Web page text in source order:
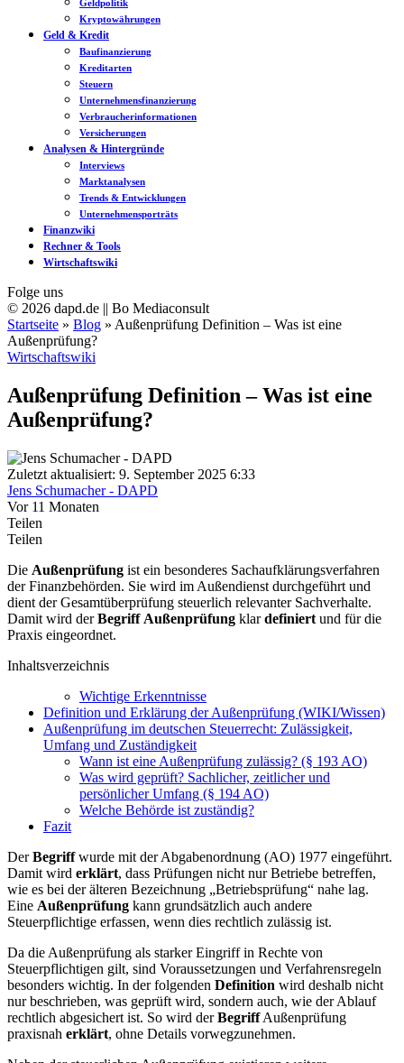
Geldpolitik
Kryptowährungen
Geld & Kredit
Baufinanzierung
Kreditarten
Steuern
Unternehmensfinanzierung
Verbraucherinformationen
Versicherungen
Analysen & Hintergründe
Interviews
Marktanalysen
Trends & Entwicklungen
Unternehmensporträts
Finanzwiki
Rechner & Tools
Wirtschaftswiki
Folge uns
© 2026 dapd.de || Bo Mediaconsult
Startseite » Blog » Außenprüfung Definition – Was ist eine
Außenprüfung?
Wirtschaftswiki
Außenprüfung Definition – Was ist eine
Außenprüfung?
Zuletzt aktualisiert: 9. September 2025 6:33
Jens Schumacher - DAPD
Vor 11 Monaten
Teilen
Teilen
Die Außenprüfung ist ein besonderes Sachaufklärungsverfahren
der Finanzbehörden. Sie wird im Außendienst durchgeführt und
dient der Gesamtüberprüfung steuerlich relevanter Sachverhalte.
Damit wird derBegriff Außenprüfung klardefiniert und für die
Praxis eingeordnet.
Inhaltsverzeichnis
Wichtige Erkenntnisse
Definition und Erklärung der Außenprüfung (WIKI/Wissen)
Außenprüfung im deutschen Steuerrecht: Zulässigkeit,
Umfang und Zuständigkeit
Wann ist eine Außenprüfung zulässig? (§ 193 AO)
Was wird geprüft? Sachlicher, zeitlicher und
persönlicher Umfang (§ 194 AO)
Welche Behörde ist zuständig?
Fazit
DerBegriffwurde mit der Abgabenordnung (AO) 1977 eingeführt.
Damit wird erklärt, dass Prüfungen nicht nur Betriebe betreffen,
wie es bei der älteren Bezeichnung „Betriebsprüfung“ nahe lag.
Eine Außenprüfung kann grundsätzlich auch andere
Steuerpflichtige erfassen, wenn dies rechtlich zulässig ist.
Da die Außenprüfung als starker Eingriff in Rechte von
Steuerpflichtigen gilt, sind Voraussetzungen und Verfahrensregeln
besonders wichtig. In der folgenden Definition wird deshalb nicht
nur beschrieben, was geprüft wird, sondern auch, wie der Ablauf
rechtlich abgesichert ist. So wird derBegriffAußenprüfung
praxisnah erklärt, ohne Details vorwegzunehmen.